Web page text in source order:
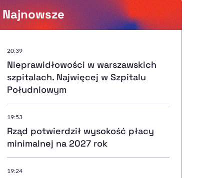
Ułatwienia dostępności wspierają:
Sprawdź, jak i dlaczego zwiększamy dostępność
Najnowsze
20:39
Nieprawidłowości w warszawskich
szpitalach. Najwięcej w Szpitalu
Południowym
19:53
Rząd potwierdził wysokość płacy
minimalnej na 2027 rok
19:24